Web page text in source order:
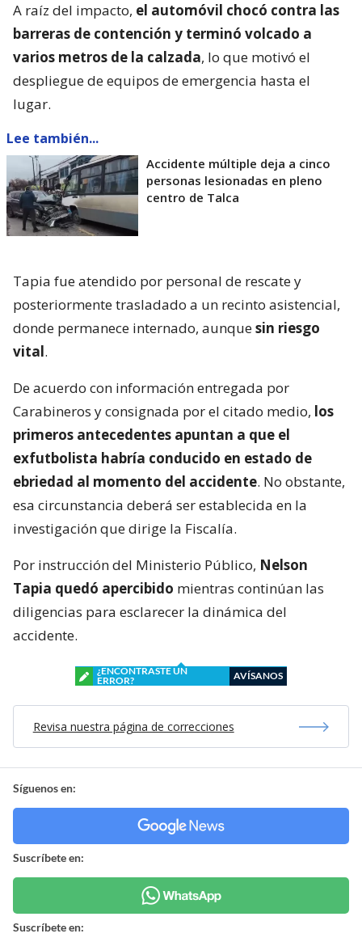
A raíz del impacto, el automóvil chocó contra las
barreras de contención y terminó volcado a
varios metros de la calzada, lo que motivó el
despliegue de equipos de emergencia hasta el
lugar.
Lee también...
Accidente múltiple deja a cinco
personas lesionadas en pleno
centro de Talca
Tapia fue atendido por personal de rescate y
posteriormente trasladado a un recinto asistencial,
donde permanece internado, aunquesin riesgo
vital.
De acuerdo con información entregada por
Carabineros y consignada por el citado medio, los
primeros antecedentes apuntan a que el
exfutbolista habría conducido en estado de
ebriedad al momento del accidente. No obstante,
esa circunstancia deberá ser establecida en la
investigación que dirige la Fiscalía.
Por instrucción del Ministerio Público, Nelson
Tapia quedó apercibido mientras continúan las
diligencias para esclarecer la dinámica del
accidente.
¿ENCONTRASTE UN
ERROR?
AVÍSANOS
Revisa nuestra página de correcciones
Síguenos en:
Suscríbete en:
Suscríbete en: